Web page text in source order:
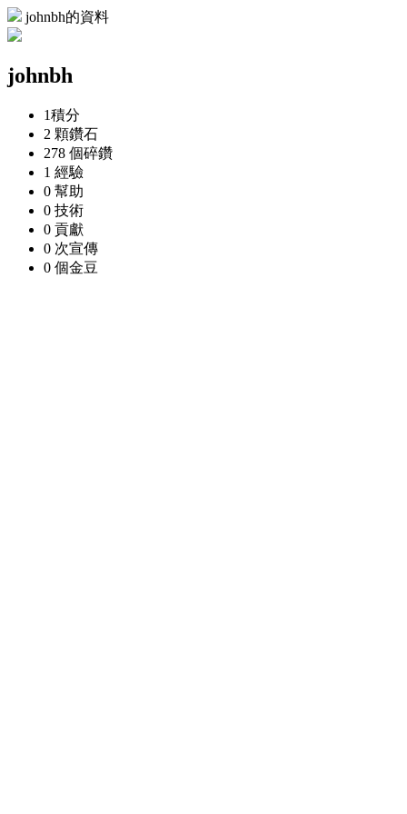
johnbh的資料
johnbh
1積分
2 顆鑽石
278 個碎鑽
1 經驗
0 幫助
0 技術
0 貢獻
0 次宣傳
0 個金豆